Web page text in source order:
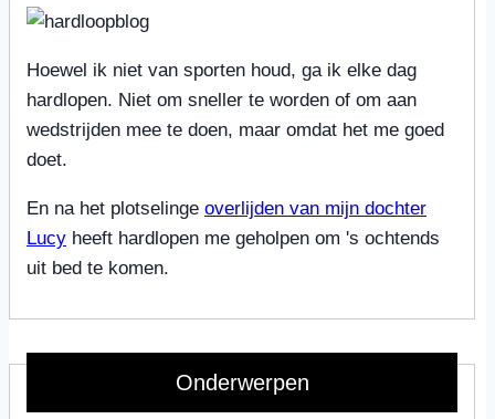
Hoewel ik niet van sporten houd, ga ik elke dag
hardlopen. Niet om sneller te worden of om aan
wedstrijden mee te doen, maar omdat het me goed
doet.
En na het plotselinge overlijden van mijn dochter
Lucy heeft hardlopen me geholpen om 's ochtends
uit bed te komen.
Onderwerpen